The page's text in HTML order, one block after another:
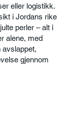
eller logistikk.
i Jordans rike
perler – alt i
alene, med
avslappet,
gjennom